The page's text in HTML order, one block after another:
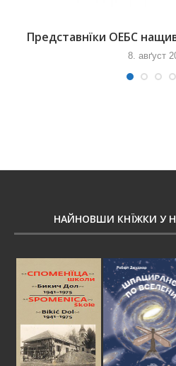
Представнїки ОЕБС
8. авґуст
НАЙНОВШИ КНЇЖКИ У